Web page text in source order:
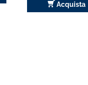
Acquista